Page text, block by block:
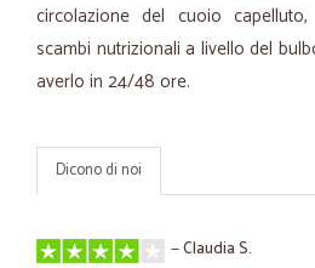
circolazione del cuoio
scambi nutrizionali a livello del
averlo in 24/48 ore.
Dicono di noi
—Claudia S.